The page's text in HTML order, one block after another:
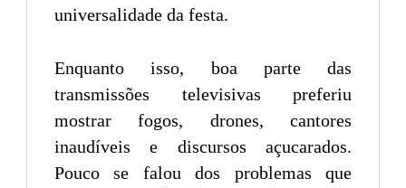
universalidade da festa.
Enquanto isso, boa parte das
transmissões televisivas preferiu
mostrar fogos, drones, cantores
inaudíveis e discursos açucarados.
Pouco se falou dos problemas que